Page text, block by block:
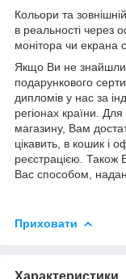
Кольори та
в реальності через
монітора чи екрана
Якщо Ви не знайшли
подарункового
дипломів у нас за
регіонах країни.
магазину, Вам
цікавить, в кошик і
реєстрацією. Також
Вас способом,
Приховати
Характеристики